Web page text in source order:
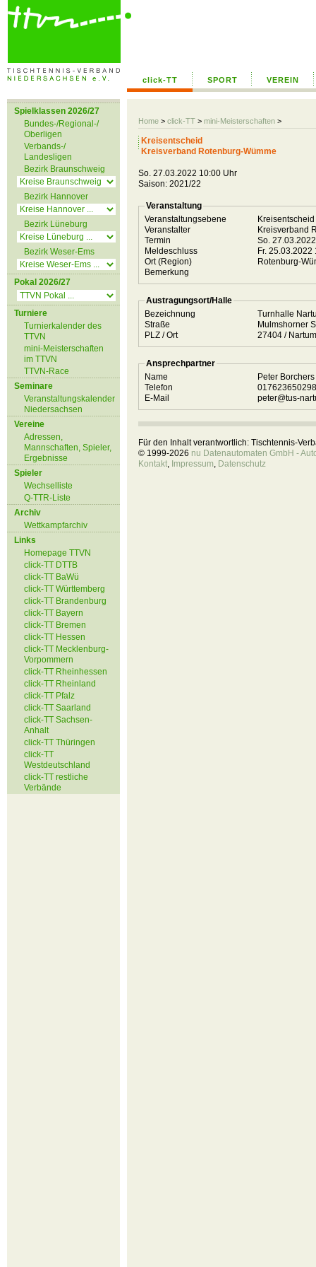
click-TT SPORT VEREIN
Home > click-TT > mini-Meisterschaften >
Spielklassen 2026/27
Bundes-/Regional-/
Oberligen
Verbands-/
Landesligen
Bezirk Braunschweig
Bezirk Hannover
Bezirk Lüneburg
Bezirk Weser-Ems
Pokal 2026/27
Turniere
Turnierkalender des
TTVN
mini-Meisterschaften
im TTVN
TTVN-Race
Seminare
Veranstaltungskalender
Niedersachsen
Vereine
Adressen,
Mannschaften, Spieler,
Ergebnisse
Spieler
Wechselliste
Q-TTR-Liste
Archiv
Wettkampfarchiv
Links
Homepage TTVN
click-TT DTTB
click-TT BaWü
click-TT Württemberg
click-TT Brandenburg
click-TT Bayern
click-TT Bremen
click-TT Hessen
click-TT Mecklenburg-
Vorpommern
click-TT Rheinhessen
click-TT Rheinland
click-TT Pfalz
click-TT Saarland
click-TT Sachsen-
Anhalt
click-TT Thüringen
click-TT
Westdeutschland
click-TT restliche
Verbände
Kreisentscheid
Kreisverband Rotenburg-Wümme
So. 27.03.2022 10:00 Uhr
Saison: 2021/22
Veranstaltung
Veranstaltungsebene
Kreisentscheid
Veranstalter
Kreisverband
Termin
So.
Meldeschluss
Fr.
Ort (Region)
Rotenburg-
Bemerkung
Austragungsort/Halle
Bezeichnung
Turnhalle
Straße
Mulmshorner
PLZ / Ort
27404 / Nartum
Ansprechpartner
Name
Peter Borchers
Telefon
E-Mail
peter@tus-
Für den Inhalt verantwortlich: Tischtennis-
© 1999-2026 nu Datenautomaten GmbH -
Kontakt, Impressum, Datenschutz